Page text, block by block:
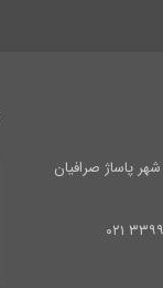
پاساژ صرافیان